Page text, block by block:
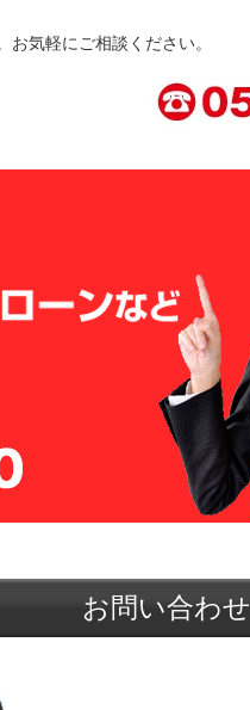
気軽にご相談ください。
お問い合わせ